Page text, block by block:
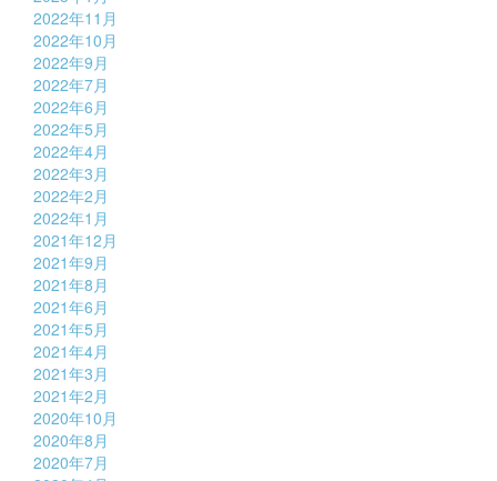
2022年11月
2022年10月
2022年9月
2022年7月
2022年6月
2022年5月
2022年4月
2022年3月
2022年2月
2022年1月
2021年12月
2021年9月
2021年8月
2021年6月
2021年5月
2021年4月
2021年3月
2021年2月
2020年10月
2020年8月
2020年7月